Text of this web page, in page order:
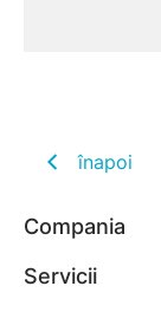
înapoi
Compania
Servicii